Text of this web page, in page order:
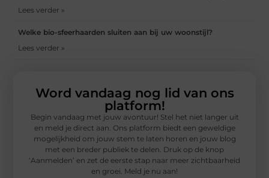
Lees verder »
Welke bio-sfeerhaarden sluiten aan bij uw woonstijl?
Lees verder »
Word vandaag nog lid van ons
platform!
Begin vandaag met jouw avontuur! Stel het niet langer uit
en meld je direct aan. Ons platform biedt een geweldige
mogelijkheid om jouw stem te laten horen en jouw blog
met een breder publiek te delen. Druk op de knop
‘Aanmelden’ en zet de eerste stap naar meer zichtbaarheid
en groei. Meld je nu aan!